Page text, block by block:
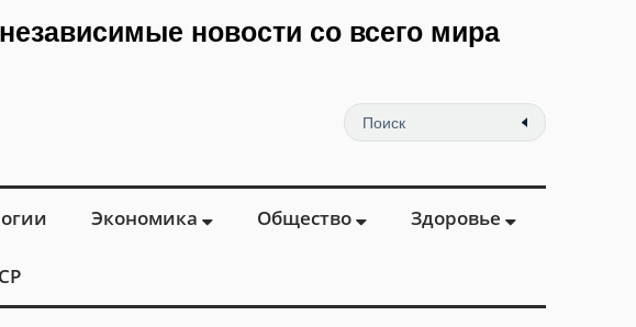
новости со всего мира
Экономика Общество Здоровье